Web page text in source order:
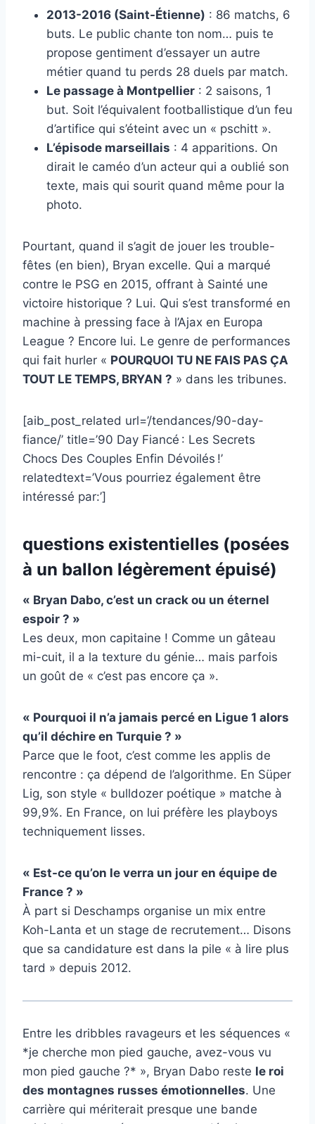
2013-2016 (Saint-Étienne) : 86 matchs, 6
buts. Le public chante ton nom… puis te
propose gentiment d’essayer un autre
métier quand tu perds 28 duels par match.
Le passage à Montpellier : 2 saisons, 1
but. Soit l’équivalent footballistique d’un feu
d’artifice qui s’éteint avec un « pschitt ».
L’épisode marseillais : 4 apparitions. On
dirait le caméo d’un acteur qui a oublié son
texte, mais qui sourit quand même pour la
photo.
Pourtant, quand il s’agit de jouer les trouble-
fêtes (en bien), Bryan excelle. Qui a marqué
contre le PSG en 2015, offrant à Sainté une
victoire historique ? Lui. Qui s’est transformé en
machine à pressing face à l’Ajax en Europa
League ? Encore lui. Le genre de performances
qui fait hurler « POURQUOI TU NE FAIS PAS ÇA
TOUT LE TEMPS, BRYAN ? » dans les tribunes.
[aib_post_related url=’/tendances/90-day-
fiance/’ title=’90 Day Fiancé : Les Secrets
Chocs Des Couples Enfin Dévoilés !’
relatedtext=’Vous pourriez également être
intéressé par:’]
questions existentielles (posées
à un ballon légèrement épuisé)
« Bryan Dabo, c’est un crack ou un éternel
espoir ? »
Les deux, mon capitaine ! Comme un gâteau
mi-cuit, il a la texture du génie… mais parfois
un goût de « c’est pas encore ça ».
« Pourquoi il n’a jamais percé en Ligue 1 alors
qu’il déchire en Turquie ? »
Parce que le foot, c’est comme les applis de
rencontre : ça dépend de l’algorithme. En Süper
Lig, son style « bulldozer poétique » matche à
99,9%. En France, on lui préfère les playboys
techniquement lisses.
« Est-ce qu’on le verra un jour en équipe de
France ? »
À part si Deschamps organise un mix entre
Koh-Lanta et un stage de recrutement… Disons
que sa candidature est dans la pile « à lire plus
tard » depuis 2012.
Entre les dribbles ravageurs et les séquences «
*je cherche mon pied gauche, avez-vous vu
mon pied gauche ?* », Bryan Dabo reste le roi
des montagnes russes émotionnelles. Une
carrière qui mériterait presque une bande